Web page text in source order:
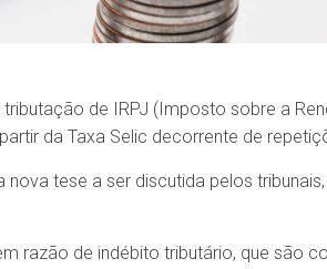
de IRPJ (Imposto sobre a
da Taxa Selic decorrente de
tese a ser discutida pelos
razão de indébito tributário, que são